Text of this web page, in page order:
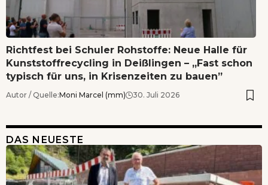
Richtfest bei Schuler Rohstoffe: Neue Halle für
Kunststoffrecycling in Deißlingen – „Fast schon
typisch für uns, in Krisenzeiten zu bauen”
Autor / Quelle:Moni Marcel (mm) 30. Juli 2026
DAS NEUESTE